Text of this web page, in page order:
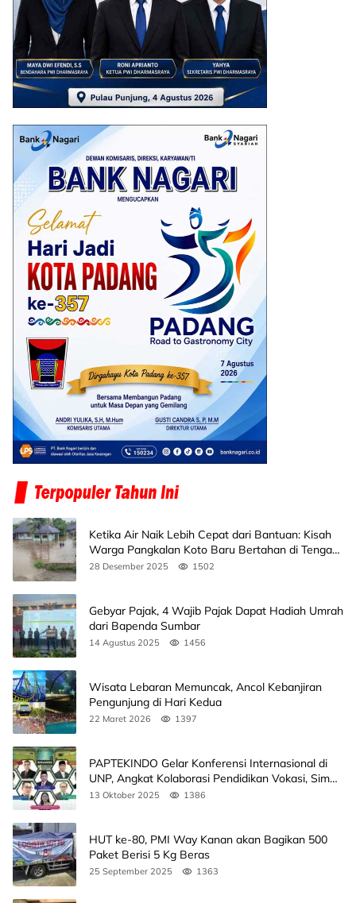
Ketika Air Naik Lebih Cepat dari Bantuan: Kisah
Warga Pangkalan Koto Baru Bertahan di Tengah
Banjir
28 Desember 2025 1502
Gebyar Pajak, 4 Wajib Pajak Dapat Hadiah Umrah
dari Bapenda Sumbar
14 Agustus 2025 1456
Wisata Lebaran Memuncak, Ancol Kebanjiran
Pengunjung di Hari Kedua
22 Maret 2026 1397
PAPTEKINDO Gelar Konferensi Internasional di
UNP, Angkat Kolaborasi Pendidikan Vokasi, Simak
Agendanya
13 Oktober 2025 1386
HUT ke-80, PMI Way Kanan akan Bagikan 500
Paket Berisi 5 Kg Beras
25 September 2025 1363